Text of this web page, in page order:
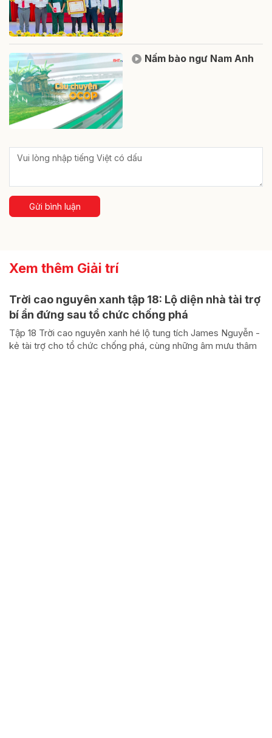
Nấm bào ngư Nam Anh
Gửi bình luận
Xem thêm Giải trí
Trời cao nguyên xanh tập 18: Lộ diện nhà tài trợ
bí ẩn đứng sau tổ chức chống phá
Tập 18 Trời cao nguyên xanh hé lộ tung tích James Nguyễn -
kẻ tài trợ cho tổ chức chống phá, cùng những âm mưu thâm